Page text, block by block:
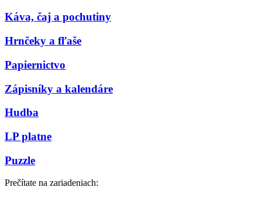
Káva, čaj a pochutiny
Hrnčeky a fľaše
Papiernictvo
Zápisníky a kalendáre
Hudba
LP platne
Puzzle
Prečítate na zariadeniach: